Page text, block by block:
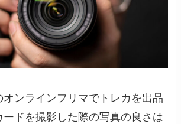
オンラインフリマでトレカを出品
ドを撮影した際の写真の良さは